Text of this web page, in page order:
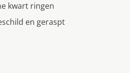
kwart ringen
en geraspt